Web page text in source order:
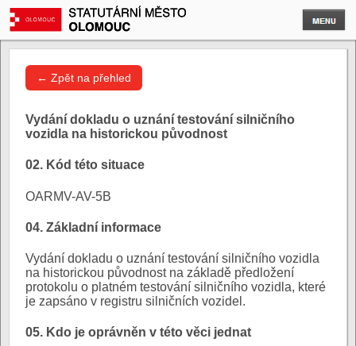
← Zpět na přehled
Vydání dokladu o uznání testování silničního
vozidla na historickou původnost
02. Kód této situace
OARMV-AV-5B
04. Základní informace
Vydání dokladu o uznání testování silničního vozidla
na historickou původnost na základě předložení
protokolu o platném testování silničního vozidla, které
je zapsáno v registru silničních vozidel.
05. Kdo je oprávněn v této věci jednat